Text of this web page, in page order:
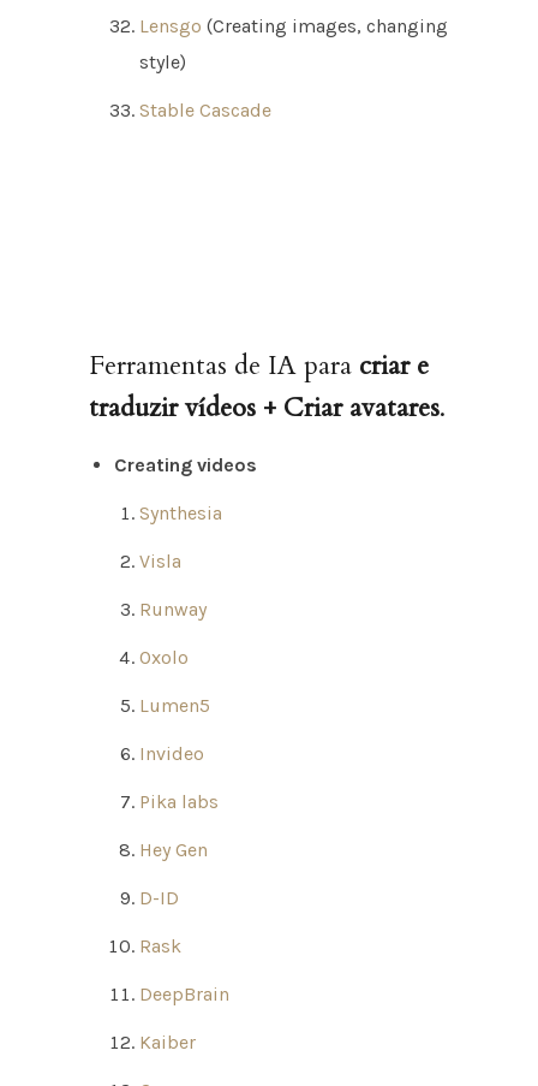
Lensgo (Creating images, changing
style)
Stable Cascade
Ferramentas de IA para criar e
traduzir vídeos + Criar avatares.
Creating videos
Synthesia
Visla
Runway
Oxolo
Lumen5
Invideo
Pika labs
Hey Gen
D-ID
Rask
DeepBrain
Kaiber